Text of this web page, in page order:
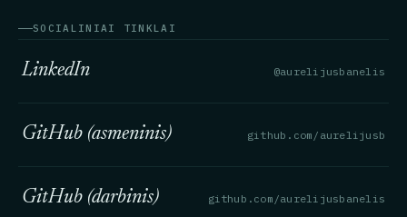
SOCIALINIAI TINKLAI
LinkedIn @aurelijusbanelis
GitHub (asmeninis) github.com/aurelijusb
GitHub (darbinis) github.com/aurelijusbanelis